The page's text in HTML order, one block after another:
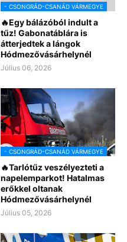
- CSONGRÁD-CSANÁD VÁRMEGYE
🔥Egy bálázóból indult a
tűz! Gabonatáblára is
átterjedtek a lángok
Hódmezővásárhelynél
Július 06, 2026
- CSONGRÁD-CSANÁD VÁRMEGYE
🔥Tarlótűz veszélyezteti a
napelemparkot! Hatalmas
erőkkel oltanak
Hódmezővásárhelynél
Július 05, 2026